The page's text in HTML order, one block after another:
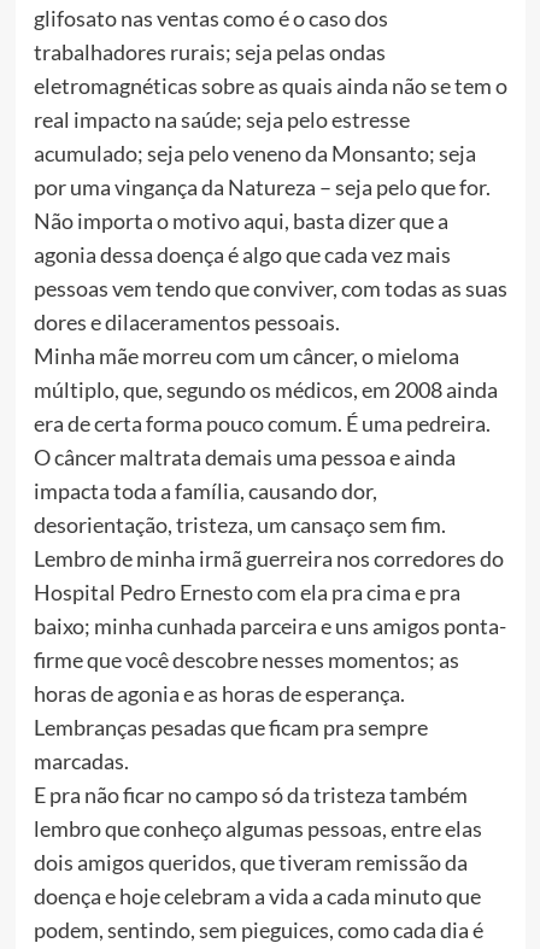
glifosato nas ventas como é o caso dos
trabalhadores rurais; seja pelas ondas
eletromagnéticas sobre as quais ainda não se tem o
real impacto na saúde; seja pelo estresse
acumulado; seja pelo veneno da Monsanto; seja
por uma vingança da Natureza – seja pelo que for.
Não importa o motivo aqui, basta dizer que a
agonia dessa doença é algo que cada vez mais
pessoas vem tendo que conviver, com todas as suas
dores e dilaceramentos pessoais.
Minha mãe morreu com um câncer, o mieloma
múltiplo, que, segundo os médicos, em 2008 ainda
era de certa forma pouco comum. É uma pedreira.
O câncer maltrata demais uma pessoa e ainda
impacta toda a família, causando dor,
desorientação, tristeza, um cansaço sem fim.
Lembro de minha irmã guerreira nos corredores do
Hospital Pedro Ernesto com ela pra cima e pra
baixo; minha cunhada parceira e uns amigos ponta-
firme que você descobre nesses momentos; as
horas de agonia e as horas de esperança.
Lembranças pesadas que ficam pra sempre
marcadas.
E pra não ficar no campo só da tristeza também
lembro que conheço algumas pessoas, entre elas
dois amigos queridos, que tiveram remissão da
doença e hoje celebram a vida a cada minuto que
podem, sentindo, sem pieguices, como cada dia é